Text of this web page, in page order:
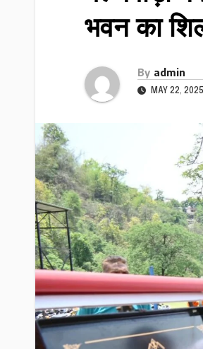
भवन का
By admin
MAY 22, 2025